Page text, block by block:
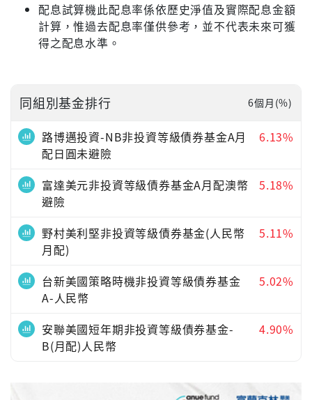
配息試算機此配息率係依歷史淨值及實際配息金額
計算，惟過去配息率僅供參考，並不代表未來可獲
得之配息水準。
同組別基金排行 6個月(%)
路博邁投資-NB非投資等級債券基金A月
配日圓未避險
6.13%
富達美元非投資等級債券基金A月配澳幣
避險
5.18%
野村美利堅非投資等級債券基金(人民幣
月配)
5.11%
台新美國策略時機非投資等級債券基金
A-人民幣
5.02%
安聯美國短年期非投資等級債券基金-
B(月配)人民幣
4.90%